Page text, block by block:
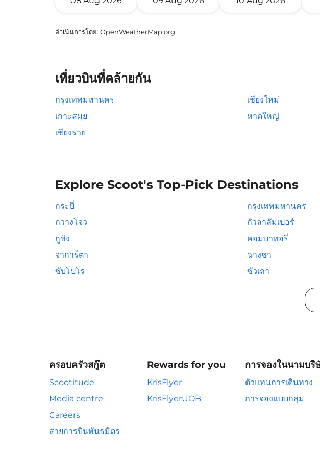
ดำเนินการโดย: OpenWeatherMap.org
เที่ยวบินที่คล้ายกัน
กรุงเทพมหานคร เชียงใหม่
เกาะสมุย
หาดใหญ่
เชียงราย
Explore Scoot's Top-Pick Destinations
กระบี่ กรุงเทพมหานคร
กวางโจว
กัวลาลัมเปอร์
กูชิง
คอมบาทอรี่
จาการ์ตา
ฉางชา
ซับโปโร
ซัวเถา
ครอบครัวสกู๊ต
Scootitude
Media centre
Careers
สายการบินพันธมิตร
Rewards for you
KrisFlyer
KrisFlyerUOB
การจองในนามบริ
ตัวแทนการเดินทาง
การจองแบบกลุ่ม